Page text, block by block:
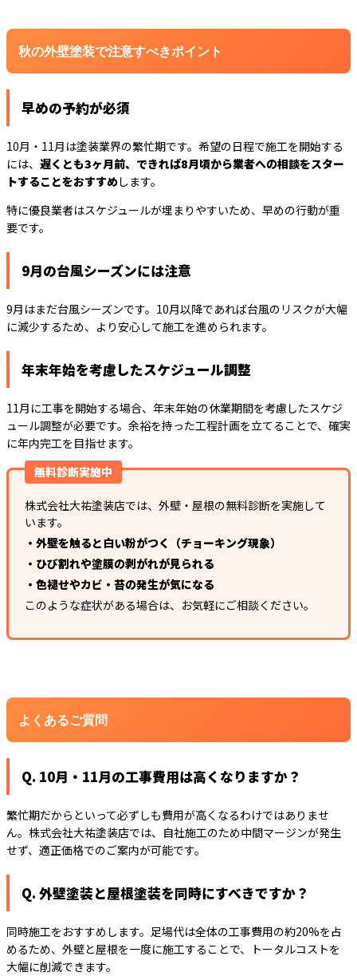
秋の外壁塗装で注意すべきポイント
早めの予約が必須
10月・11月は塗装業界の繁忙期です。希望の日程で施工を開始する
には、 遅くとも3ヶ月前、できれば8月頃から業者への相談をスター
トすることをおすすめします。
特に優良業者はスケジュールが埋まりやすいため、早めの行動が重
要です。
9月の台風シーズンには注意
9月はまだ台風シーズンです。10月以降であれば台風のリスクが大幅
に減少するため、より安心して施工を進められます。
年末年始を考慮したスケジュール調整
11月に工事を開始する場合、年末年始の休業期間を考慮したスケジ
ュール調整が必要です。余裕を持った工程計画を立てることで、確実
に年内完工を目指せます。
無料診断実施中
株式会社大祐塗装店では、外壁・屋根の無料診断を実施して
います。
・外壁を触ると白い粉がつく（チョーキング現象）
・ひび割れや塗膜の剥がれが見られる
・色褪せやカビ・苔の発生が気になる
このような症状がある場合は、お気軽にご相談ください。
よくあるご質問
Q. 10月・11月の工事費用は高くなりますか？
繁忙期だからといって必ずしも費用が高くなるわけではありませ
ん。株式会社大祐塗装店では、自社施工のため中間マージンが発生
せず、適正価格でのご案内が可能です。
Q. 外壁塗装と屋根塗装を同時にすべきですか？
同時施工をおすすめします。足場代は全体の工事費用の約20%を占
めるため、外壁と屋根を一度に施工することで、トータルコストを
大幅に削減できます。